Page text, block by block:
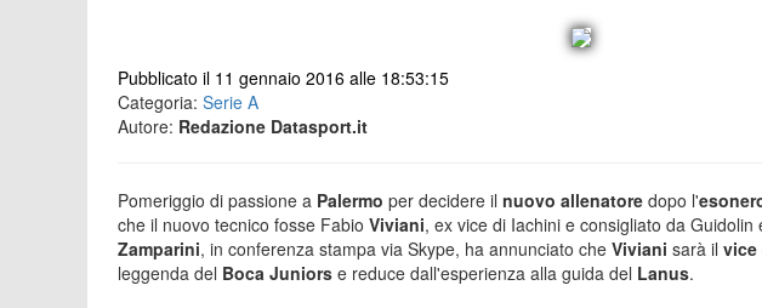
Pubblicato il 11 gennaio 2016 alle 18:53:15
Categoria: Serie A
Autore: Redazione Datasport.it
Pomeriggio di passione a Palermo per decidere il nuovo allenatore dopo l'
che il nuovo tecnico fosse Fabio Viviani, ex vice di Iachini e consigliato da
Zamparini, in conferenza stampa via Skype, ha annunciato che Viviani sarà il vice
leggenda del Boca Juniors e reduce dall'esperienza alla guida del Lanus.